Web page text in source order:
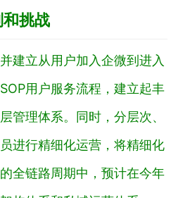
挑战
建立从用户加入企微到进入
用户服务流程，建立起丰
管理体系。同时，分层次、
进行精细化运营，将精细化
全链路周期中，预计在今年